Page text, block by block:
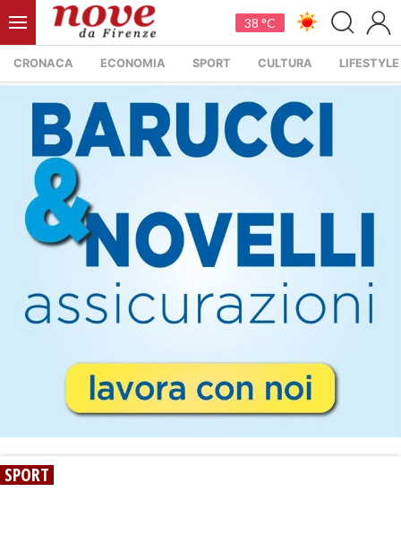
38 °C
CRONACA ECONOMIA SPORT CULTURA LIFESTYLE
SPORT